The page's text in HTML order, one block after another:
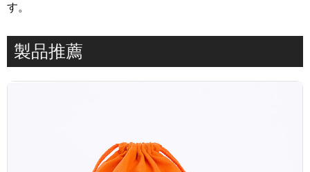
す。
製品推薦